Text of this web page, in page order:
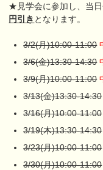
★見学会に参加し、当
円引き となります。
3/2(月)10:00-11:00
3/6(金)13:30-14:30
3/9(月)10:00-11:00
3/13(金)13:30-14:30
3/16(月)10:00-11:00
3/19(木)13:30-14:30
3/23(月)10:00-11:00
3/30(月)10:00-11:00